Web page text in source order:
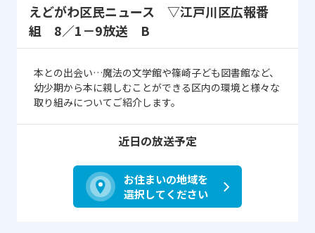
えどがわ区民ニュース ▽江戸川区広報番
組 8／1－9放送 B
本との出会い…魔法の文学館や篠崎子ども図書館など、
幼少期から本に親しむことができる区内の環境と様々な
取り組みについてご紹介します。
近日の放送予定
お住まいの地域を
選択してください